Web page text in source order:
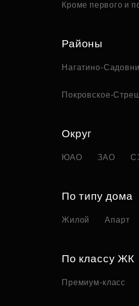
Кроме первого и
Районы
Нагатино-
Покровское-
Округ
ЮАО ЗАО
По типу дома
Жилой Апарт
По классу ЖК
Премиум-класс